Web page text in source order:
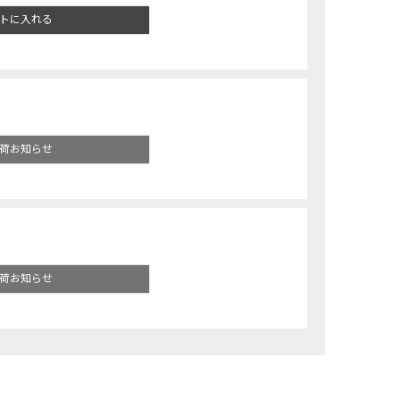
に入れる
お知らせ
お知らせ